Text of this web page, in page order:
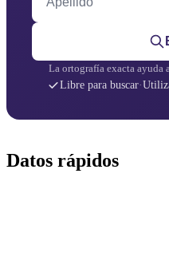
La ortografía exacta ayuda
Libre para buscar·
Datos rápidos